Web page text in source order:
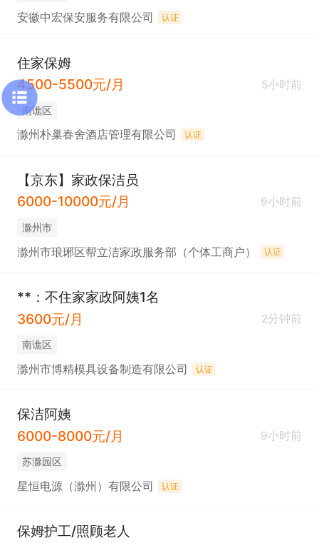
安徽中宏保安服务有限公司 认证
住家保姆
4500-5500元/月
5小时前
南谯区
滁州朴巢春舍酒店管理有限公司 认证
【京东】家政保洁员
6000-10000元/月
9小时前
滁州市
滁州市琅琊区帮立洁家政服务部（个体工商户） 认证
**：不住家家政阿姨1名
3600元/月
2分钟前
南谯区
滁州市博精模具设备制造有限公司 认证
保洁阿姨
6000-8000元/月
9小时前
苏滁园区
星恒电源（滁州）有限公司 认证
保姆护工/照顾老人